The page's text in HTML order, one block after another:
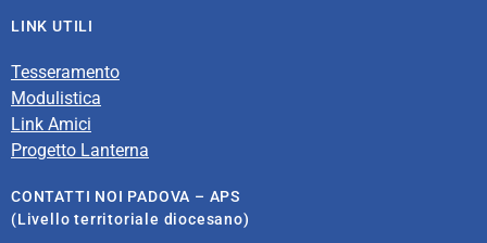
LINK UTILI
Tesseramento
Modulistica
Link Amici
Progetto Lanterna
CONTATTI NOI PADOVA – APS
(Livello territoriale diocesano)